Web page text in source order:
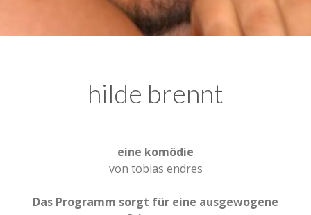
hilde brennt
eine komödie
von tobias endres
Das Programm sorgt für eine ausgewogene